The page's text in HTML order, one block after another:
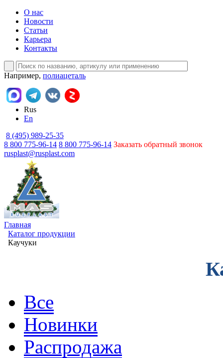
О нас
Новости
Статьи
Карьера
Контакты
Например, полиацеталь
Rus
En
8 (495) 989-25-35
8 800 775-96-14 8 800 775-96-14 Заказать обратный звонок
rusplast@rusplast.com
Главная
Каталог продукции
Каучуки
Все
Новинки
Распродажа